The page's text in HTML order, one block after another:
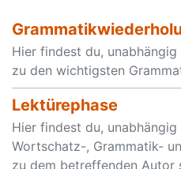
Hier findest du,
zu den wichtigsten
Lektürephase
Hier findest du,
Wortschatz-, Grammatik-
zu dem betreffenden Autor